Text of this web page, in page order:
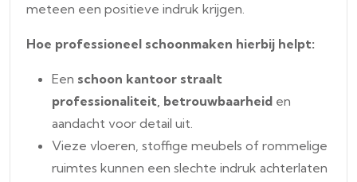
meteen een positieve indruk krijgen.
Hoe professioneel schoonmaken hierbij helpt:
Een schoon kantoor straalt
professionaliteit, betrouwbaarheid en
aandacht voor detail uit.
Vieze vloeren, stoffige meubels of rommelige
ruimtes kunnen een slechte indruk achterlaten